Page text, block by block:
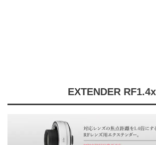
EXTENDER RF1.4x